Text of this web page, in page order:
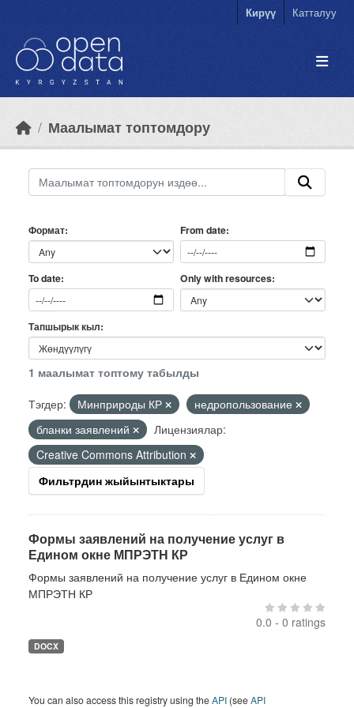
Кирүү Катталуу
Маалымат топтомдору
Формат From date
To date Only with resources
Тапшырык кыл
1 маалымат топтому табылды
Тэгдер:
Минприроды КР
недропользование
бланки заявлений
Лицензиялар:
Creative Commons Attribution
Фильтрдин жыйынтыктары
Формы заявлений на получение услуг в
Едином окне МПРЭТН КР
Формы заявлений на получение услуг в Едином окне
МПРЭТН КР
0.0 - 0 ratings
DOCX
You can also access this registry using theAPI (seeAPI